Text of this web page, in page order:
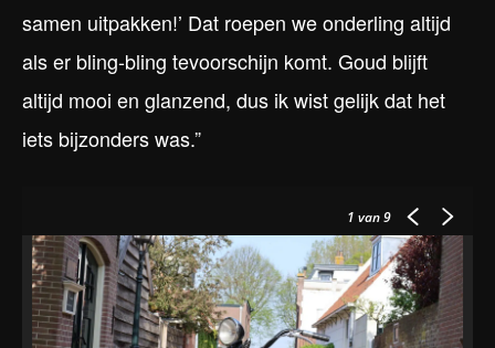
samen uitpakken!’ Dat roepen we onderling altijd
als er bling-bling tevoorschijn komt. Goud blijft
altijd mooi en glanzend, dus ik wist gelijk dat het
iets bijzonders was.”
1 van 9